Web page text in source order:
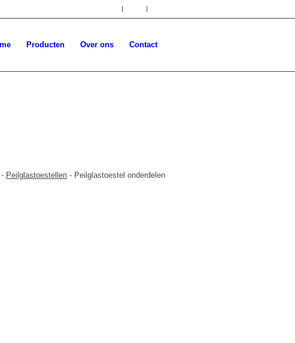
NL EN
Producten Over ons Contact
- Peilglastoestellen - Peilglastoestel onderdelen